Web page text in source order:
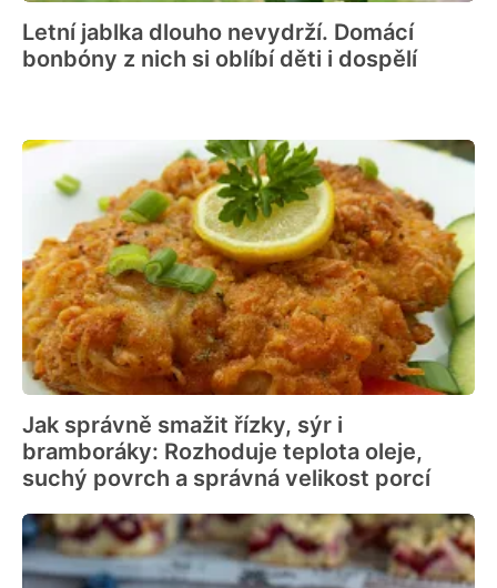
Letní jablka dlouho nevydrží. Domácí
bonbóny z nich si oblíbí děti i dospělí
Jak správně smažit řízky, sýr i
bramboráky: Rozhoduje teplota oleje,
suchý povrch a správná velikost porcí